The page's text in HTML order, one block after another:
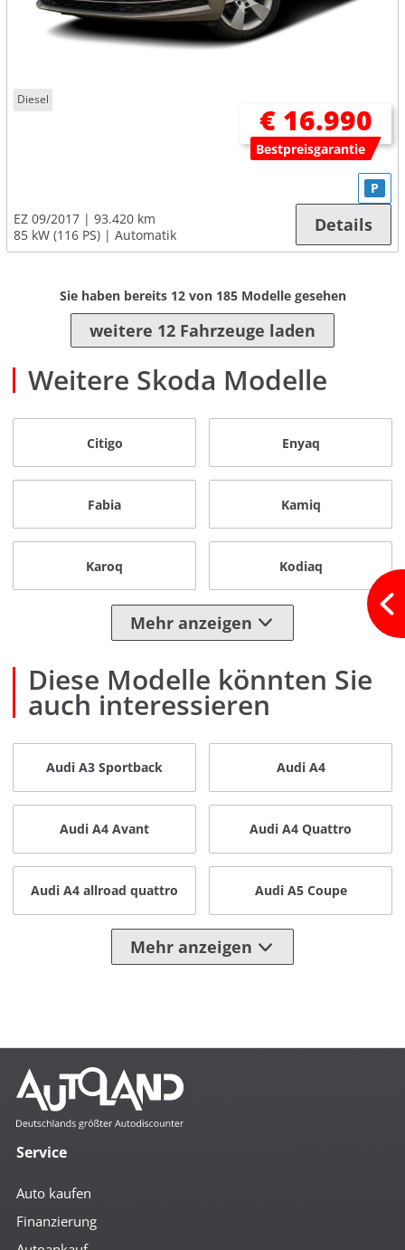
Diesel
€ 16.990
Bestpreisgarantie
EZ 09/2017
93.420 km
85 kW (116 PS)
Automatik
P
Details
Sie haben bereits 12von 185Modelle gesehen
weitere 12 Fahrzeuge laden
Weitere Skoda Modelle
Citigo Enyaq
Fabia Kamiq
Karoq Kodiaq
Mehr anzeigen
Diese Modelle könnten Sie
auch interessieren
Audi A3 Sportback Audi A4
Audi A4 Avant Audi A4 Quattro
Audi A4 allroad quattro Audi A5 Coupe
Mehr anzeigen
Service
Auto kaufen
Finanzierung